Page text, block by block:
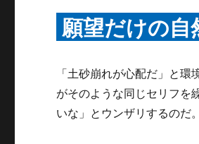
願望だけの自
「土砂崩れが心配だ」と
がそのような同じセリフを
いな」とウンザリするのだ。